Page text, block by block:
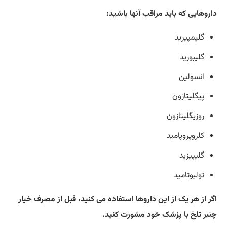
داروهایی که باید مراقب آنها باشید:
گلیمپیرید
گلیبورید
انسولین
پیگلیتازون
روزیگلیتازون
کلروپروپامید
گلیپیزید
تولبوتامید
اگر از هر یک از این داروها استفاده می کنید، قبل از مصرف خیار
چنبر تلخ با پزشک خود مشورت کنید.